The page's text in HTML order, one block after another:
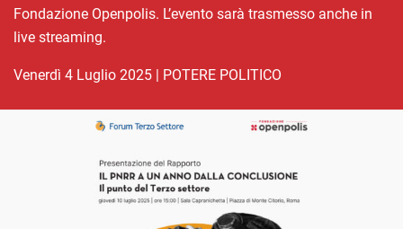
Fondazione Openpolis. L’evento sarà trasmesso anche in
live streaming.
venerdì 4 Luglio 2025 | POTERE POLITICO